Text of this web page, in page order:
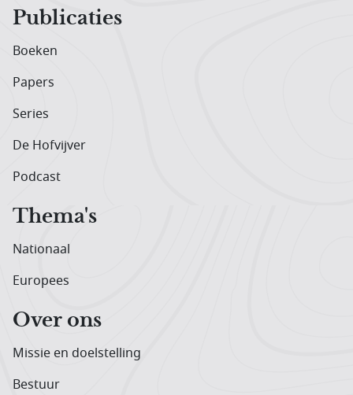
Publicaties
Boeken
Papers
Series
De Hofvijver
Podcast
Thema's
Nationaal
Europees
Over ons
Missie en doelstelling
Bestuur